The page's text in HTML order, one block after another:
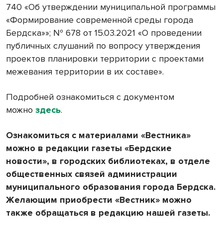
740 «Об утверждении муниципальной программы
«Формирование современной среды города
Бердска»»; № 678 от 15.03.2021 «О проведении
публичных слушаний по вопросу утверждения
проектов планировки территории с проектами
межевания территории в их составе».
Подробней ознакомиться с документом
можно здесь.
Ознакомиться с материалами «Вестника»
можно в редакции газеты «Бердские
новости», в городских библиотеках, в отделе
общественных связей администрации
муниципального образования города Бердска.
Желающим приобрести «Вестник» можно
также обращаться в редакцию нашей газеты.